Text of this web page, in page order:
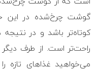
گوشت چرخ‌شده در این
کوتاه‌تر باشد و در
راحت‌تر است. از طرف
می‌خواهید غذاهای تازه